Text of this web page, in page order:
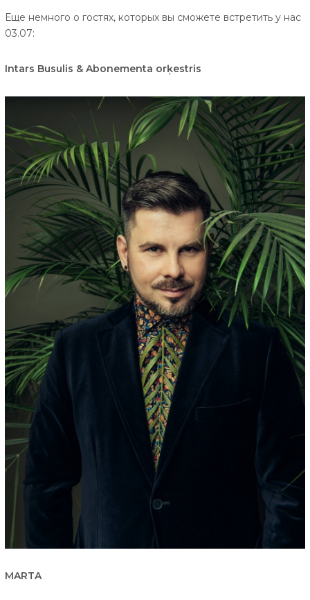
Еще немного о гостях, которых вы сможете встретить у нас
03.07:
Intars Busulis & Abonementa orķestris
MARTA